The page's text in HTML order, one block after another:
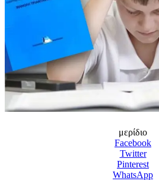
μερίδιο
Facebook
Twitter
Pinterest
WhatsApp